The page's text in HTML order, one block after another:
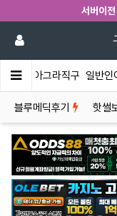
서버이
게 비아그라직구 일반인
블루메딕후기 핫썰